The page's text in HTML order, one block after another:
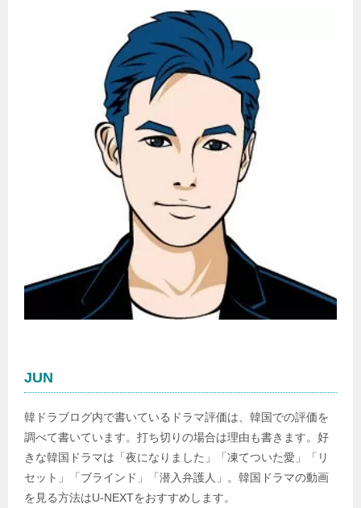
JUN
韓ドラブログ内で書いているドラマ評価は、韓国での評価を
調べて書いています。打ち切りの場合は理由も書きます。好
きな韓国ドラマは「夜になりました」「凍てついた愛」「リ
セット」「ブラインド」「潜入弁護人」。韓国ドラマの動画
を見る方法はU-NEXTをおすすめします。